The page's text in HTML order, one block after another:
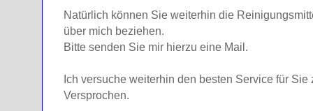
Natürlich können Sie weiterhin die
über mich beziehen.
Bitte senden Sie mir hierzu eine Mail.
Ich versuche weiterhin den besten Service für Sie
Versprochen.